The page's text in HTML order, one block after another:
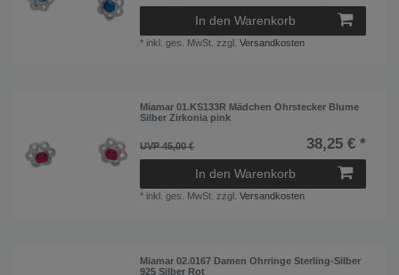
In den Warenkorb
* inkl. ges. MwSt. zzgl.Versandkosten
Miamar 01.KS133R Mädchen Ohrstecker Blume
Silber Zirkonia pink
UVP 45,00 € 38,25 € *
In den Warenkorb
* inkl. ges. MwSt. zzgl.Versandkosten
Miamar 02.0167 Damen Ohrringe Sterling-Silber
925 Silber Rot